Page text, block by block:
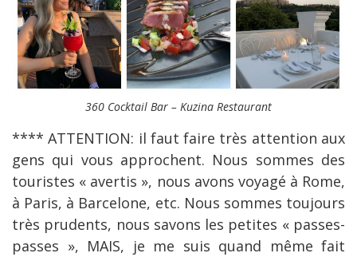
360 Cocktail Bar – Kuzina Restaurant
**** ATTENTION: il faut faire très attention aux
gens qui vous approchent. Nous sommes des
touristes « avertis », nous avons voyagé à Rome,
à Paris, à Barcelone, etc. Nous sommes toujours
très prudents, nous savons les petites « passes-
passes », MAIS, je me suis quand même fait